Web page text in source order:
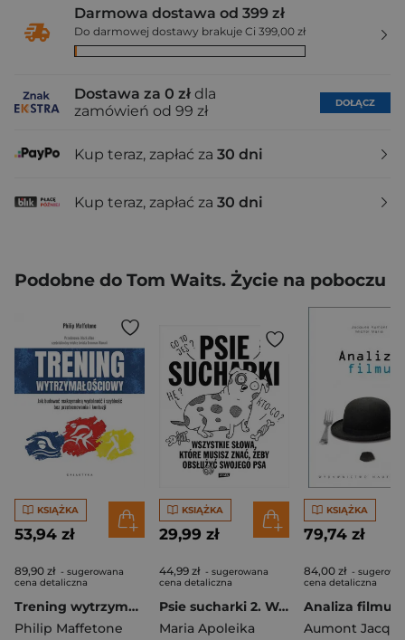
Darmowa dostawa od 399 zł
Do darmowej dostawy brakuje Ci 399,00 zł
Dostawa za 0 zł dla
zamówień od 99 zł
DOŁĄCZ
Kup teraz, zapłać za 30 dni
Kup teraz, zapłać za 30 dni
Podobne do Tom Waits. Życie na poboczu
KSIĄŻKA
53,94 zł
89,90 zł - sugerowana
cena detaliczna
Trening wytrzymałościowy Jak budować maksymalną wydolność i szybkość bez przetrenowania i kontuzji
Philip Maffetone
KSIĄŻKA
29,99 zł
44,99 zł - sugerowana
cena detaliczna
Psie sucharki 2. Wszystkie słowa, które musisz znać, żeby obsłużyć swojego psa
Maria Apoleika
KSIĄŻKA
79,74 zł
84,00 zł -
cena detaliczna
Analiza filmu
Aumont